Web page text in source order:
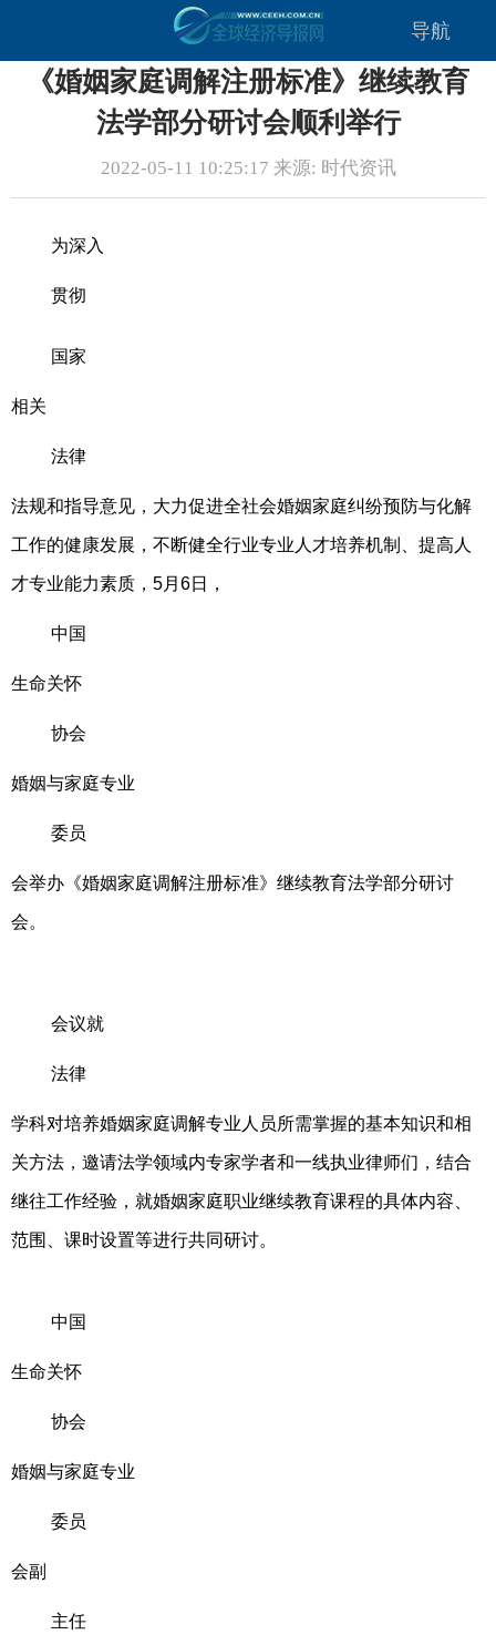
导航
《婚姻家庭调解注册标准》继续教育
法学部分研讨会顺利举行
2022-05-11 10:25:17 来源: 时代资讯
为深入
贯彻
国家
相关
法律
法规和指导意见，大力促进全社会婚姻家庭纠纷预防与化解
工作的健康发展，不断健全行业专业人才培养机制、提高人
才专业能力素质，5月6日，
中国
生命关怀
协会
婚姻与家庭专业
委员
会举办《婚姻家庭调解注册标准》继续教育法学部分研讨
会。
会议就
法律
学科对培养婚姻家庭调解专业人员所需掌握的基本知识和相
关方法，邀请法学领域内专家学者和一线执业律师们，结合
继往工作经验，就婚姻家庭职业继续教育课程的具体内容、
范围、课时设置等进行共同研讨。
中国
生命关怀
协会
婚姻与家庭专业
委员
会副
主任